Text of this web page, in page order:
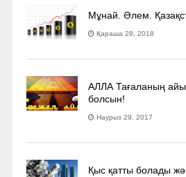
Мұнай. Әлем.
Қараша 28, 2018
АЛЛА Тағаланың
болсын!
Наурыз 29, 2017
Қыс қатты болады